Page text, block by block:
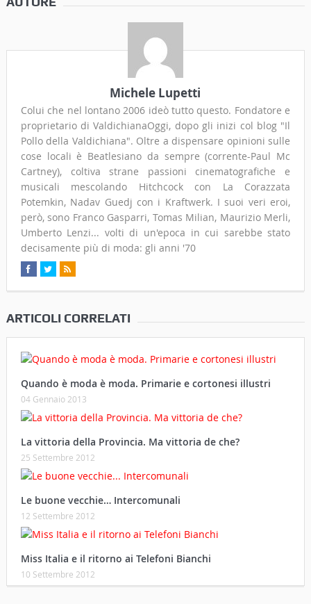
Michele Lupetti
Colui che nel lontano 2006 ideò tutto questo. Fondatore e
proprietario di ValdichianaOggi, dopo gli inizi col blog "Il
Pollo della Valdichiana". Oltre a dispensare opinioni sulle
cose locali è Beatlesiano da sempre (corrente-Paul Mc
Cartney), coltiva strane passioni cinematografiche e
musicali mescolando Hitchcock con La Corazzata
Potemkin, Nadav Guedj con i Kraftwerk. I suoi veri eroi,
però, sono Franco Gasparri, Tomas Milian, Maurizio Merli,
Umberto Lenzi... volti di un'epoca in cui sarebbe stato
decisamente più di moda: gli anni '70
ARTICOLI CORRELATI
Quando è moda è moda. Primarie e cortonesi illustri
04 Gennaio 2013
La vittoria della Provincia. Ma vittoria de che?
25 Settembre 2012
Le buone vecchie… Intercomunali
12 Settembre 2012
Miss Italia e il ritorno ai Telefoni Bianchi
10 Settembre 2012